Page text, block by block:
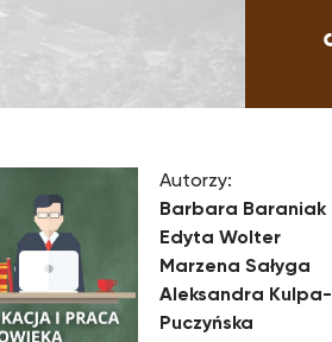
Autorzy:
Barbara Baraniak
Edyta Wolter
Marzena Sałyga
Aleksandra Kulpa-
Puczyńska